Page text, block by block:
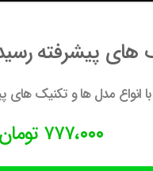
های پیشرفته
انواع مدل ها و تکنیک های
۷۷۷،۰۰۰ تومان